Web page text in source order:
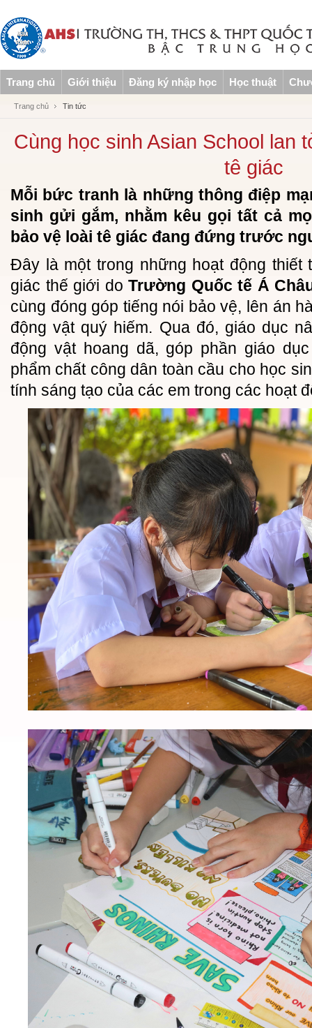
Trang chủ Giới thiệu Đăng ký nhập học Học thuật
Trang chủ Tin tức
Cùng học sinh Asian School lan
tê giác
Mỗi bức tranh là những thông điệp
sinh gửi gắm, nhằm kêu gọi tất cả
bảo vệ loài tê giác đang đứng trước
Đây là một trong những hoạt động
giác thế giới doTrường Quốc tế Á
cùng đóng góp tiếng nói bảo vệ, lên án
động vật quý hiếm. Qua đó, giáo dục
động vật hoang dã, góp phần giáo
phẩm chất công dân toàn cầu cho học
tính sáng tạo của các em trong các hoạt